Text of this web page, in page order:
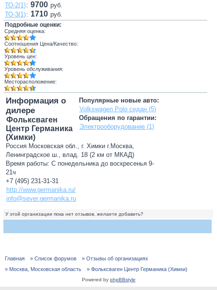
ТО-2(1): 9700 руб.
ТО-3(1): 1710 руб.
Подробные оценки:
Средняя оценка:
Соотношения Цена/Качество:
Уровень цен:
Уровень обслуживания:
Месторасположение:
Популярные новые авто:
Volkswagen Polo седан (5)
Обращения по гарантии:
Электрооборудование (1)
Информация о
дилере
Фольксваген
Центр Германика
(Химки)
Россия Московская обл., г. Химки г.Москва,
Ленинградское ш., влад. 18 (2 км от МКАД)
Время работы: С понедельника до воскресенья 9-
21ч
+7 (495) 231-31-31
http://www.germanika.ru/
info@sever.germanika.ru
У этой организации пока нет отзывов, желаете добавить?
Главная » Список форумов
» Отзывы об организациях
» Москва, Московская область
» Фольксваген Центр Германика (Химки)
Powered by phpBBstyle